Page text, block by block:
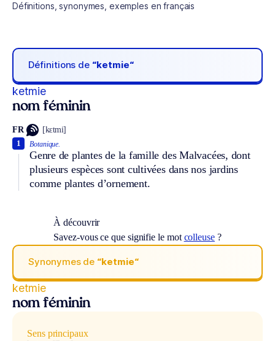
Définitions, synonymes, exemples en français
Définitions de “ketmie“
ketmie
nom féminin
FR [kɛtmi]
Botanique.
Genre de plantes de la famille des Malvacées, dont
plusieurs espèces sont cultivées dans nos jardins
comme plantes d’ornement.
1
À découvrir
Savez-vous ce que signifie le mot colleuse?
Synonymes de “ketmie“
ketmie
nom féminin
Sens principaux